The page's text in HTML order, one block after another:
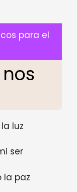
para el
luz
ser
la paz